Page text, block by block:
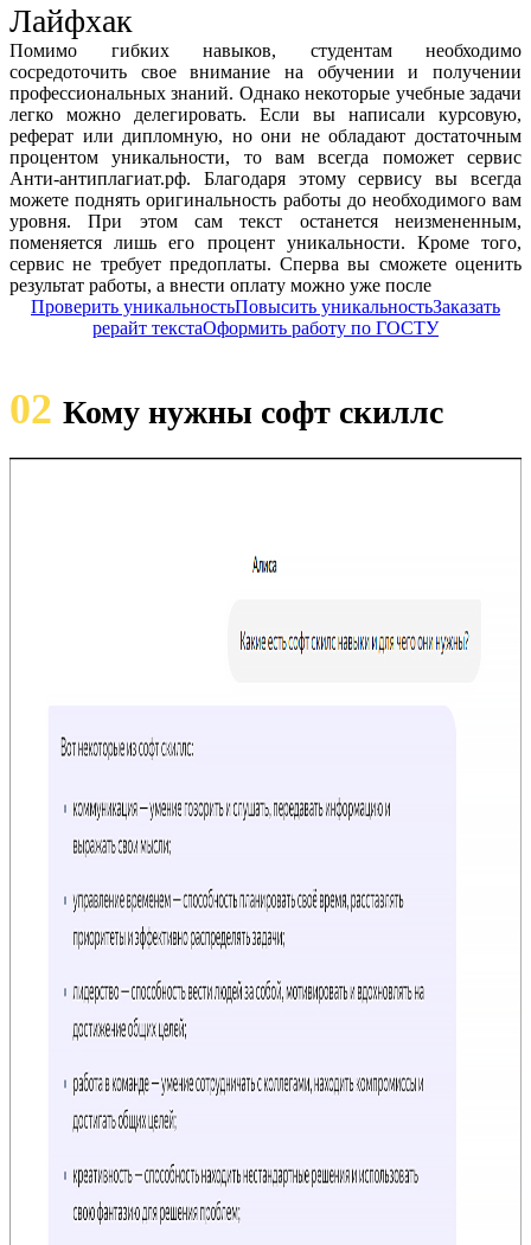
Лайфхак
Помимо гибких навыков, студентам необходимо
сосредоточить свое внимание на обучении и получении
профессиональных знаний. Однако некоторые учебные задачи
легко можно делегировать. Если вы написали курсовую,
реферат или дипломную, но они не обладают достаточным
процентом уникальности, то вам всегда поможет сервис
Анти-антиплагиат.рф. Благодаря этому сервису вы всегда
можете поднять оригинальность работы до необходимого вам
уровня. При этом сам текст останется неизмененным,
поменяется лишь его процент уникальности. Кроме того,
сервис не требует предоплаты. Сперва вы сможете оценить
результат работы, а внести оплату можно уже после
Проверить уникальностьПовысить уникальностьЗаказать
рерайт текстаОформить работу по ГОСТУ
02 Кому нужны софт скиллс